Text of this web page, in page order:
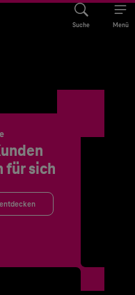
Suche Menü
für sich